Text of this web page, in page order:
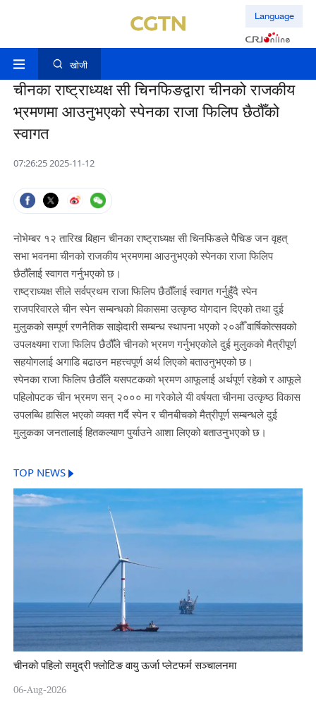
Language
खोजी
चीनका राष्ट्राध्यक्ष सी चिनफिङद्वारा चीनको राजकीय
भ्रमणमा आउनुभएको स्पेनका राजा फिलिप छैठौँको
स्वागत
07:26:25 2025-11-12
नोभेम्बर १२ तारिख बिहान चीनका राष्ट्राध्यक्ष सी चिनफिङले पैचिङ जन वृहत्
सभा भवनमा चीनको राजकीय भ्रमणमा आउनुभएको स्पेनका राजा फिलिप
छैठौँलाई स्वागत गर्नुभएको छ।
राष्ट्राध्यक्ष सीले सर्वप्रथम राजा फिलिप छैठौँलाई स्वागत गर्नुहुँदै स्पेन
राजपरिवारले चीन स्पेन सम्बन्धको विकासमा उत्कृष्ठ योगदान दिएको तथा दुई
मुलुकको सम्पूर्ण रणनैतिक साझेदारी सम्बन्ध स्थापना भएको २०औँ वार्षिकोत्सवको
उपलक्ष्यमा राजा फिलिप छैठौँले चीनको भ्रमण गर्नुभएकोले दुई मुलुकको मैत्रीपूर्ण
सहयोगलाई अगाडि बढाउन महत्त्वपूर्ण अर्थ लिएको बताउनुभएको छ।
स्पेनका राजा फिलिप छैठौँले यसपटकको भ्रमण आफूलाई अर्थपूर्ण रहेको र आफूले
पहिलोपटक चीन भ्रमण सन् २००० मा गरेकोले यी वर्षयता चीनमा उत्कृष्ठ विकास
उपलब्धि हासिल भएको व्यक्त गर्दै स्पेन र चीनबीचको मैत्रीपूर्ण सम्बन्धले दुई
मुलुकका जनतालाई हितकल्याण पुर्याउने आशा लिएको बताउनुभएको छ।
TOP NEWS
चीनको पहिलो समुद्री फ्लोटिङ वायु ऊर्जा प्लेटफर्म सञ्चालनमा
06-Aug-2026